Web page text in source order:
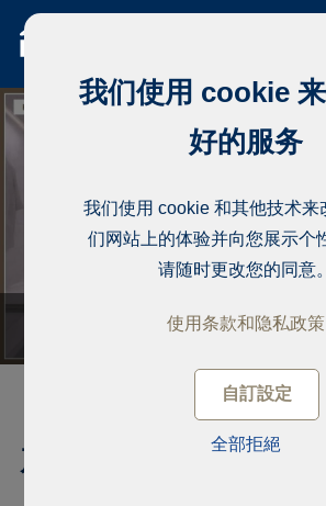
产权公寓, PointE
我们使用 cookie
好的服务
我们使用 cookie 和其他技术来
们网站上的体验并向您展示个
请随时更改您的同意。
使用条款和隐私政策
自訂設定
全部拒絕